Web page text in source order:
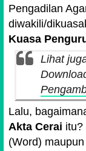
Pengadilan
diwakili/
Kuasa
Lihat
Lalu,
Akta Cerai itu?
(Word)